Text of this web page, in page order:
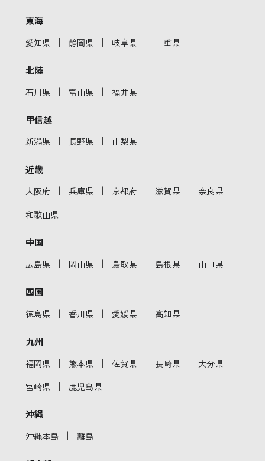
東海
愛知県 ｜ 静岡県 ｜ 岐阜県 ｜ 三重県
北陸
石川県 ｜ 富山県 ｜ 福井県
甲信越
新潟県 ｜ 長野県 ｜ 山梨県
近畿
大阪府 ｜ 兵庫県 ｜ 京都府 ｜ 滋賀県 ｜ 奈良県 ｜
和歌山県
中国
広島県 ｜ 岡山県 ｜ 鳥取県 ｜ 島根県 ｜ 山口県
四国
徳島県 ｜ 香川県 ｜ 愛媛県 ｜ 高知県
九州
福岡県 ｜ 熊本県 ｜ 佐賀県 ｜ 長崎県 ｜ 大分県 ｜
宮崎県 ｜ 鹿児島県
沖縄
沖縄本島 ｜ 離島